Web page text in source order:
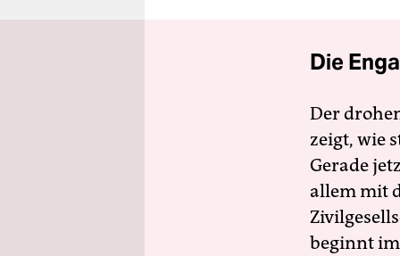
Die
Der
zeigt, wie
Gerade
allem mit
beginnt